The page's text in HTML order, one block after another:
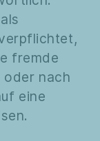
fremde
oder nach
eine